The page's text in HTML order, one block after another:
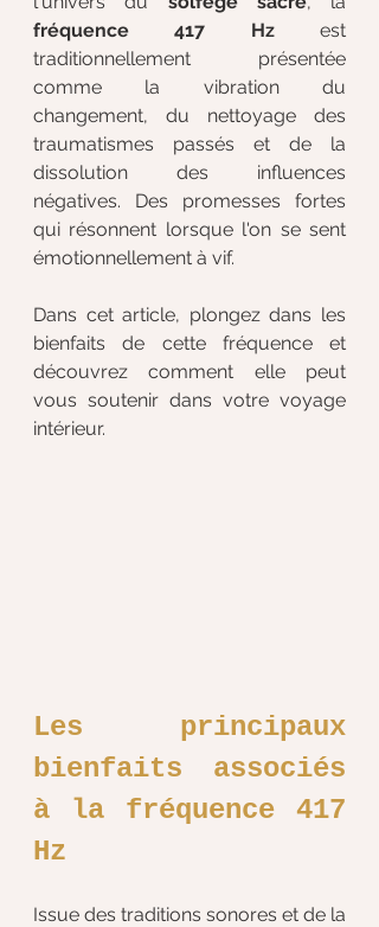
fréquence 417 Hz est
traditionnellement présentée
comme la vibration du
changement, du nettoyage des
traumatismes passés et de la
dissolution des influences
négatives. Des promesses fortes
qui résonnent lorsque l'on se sent
émotionnellement à vif.
Dans cet article, plongez dans les
bienfaits de cette fréquence et
découvrez comment elle peut
vous soutenir dans votre voyage
intérieur.
Les principaux
bienfaits associés
à la fréquence 417
Hz
Issue des traditions sonores et de la